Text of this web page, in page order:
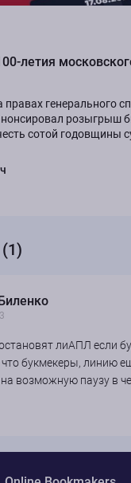
летия
правах генерального
розыгрыш
сотой годовщины
лиАПЛ если
что букмекеры, линию
возможную паузу в